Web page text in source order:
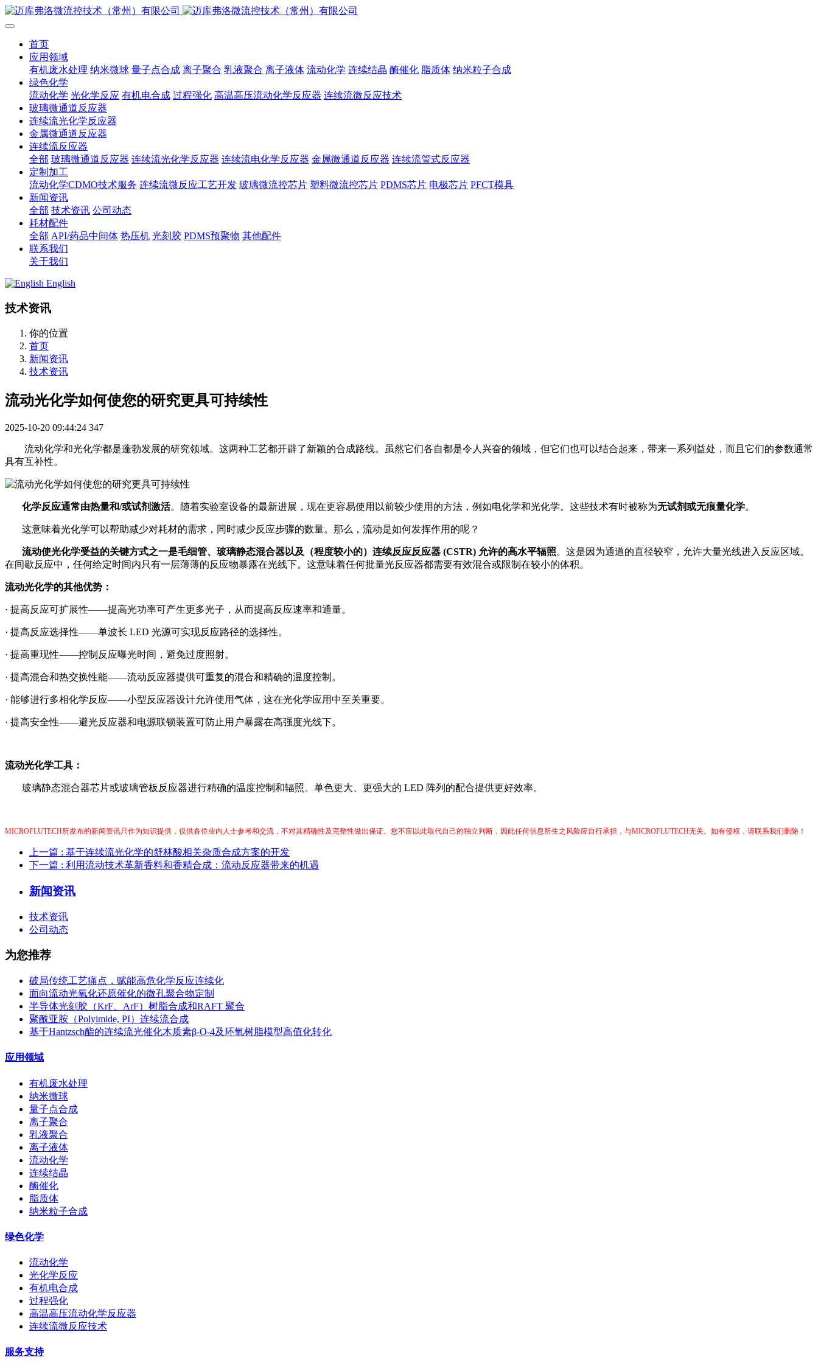
首页
应用领域
有机废水处理 纳米微球 量子点合成 离子聚合 乳液聚合 离子液体 流动化学 连续结晶 酶催化 脂质体 纳米粒子合成
绿色化学
流动化学 光化学反应 有机电合成 过程强化 高温高压流动化学反应器 连续流微反应技术
玻璃微通道反应器
连续流光化学反应器
金属微通道反应器
连续流反应器
全部 玻璃微通道反应器 连续流光化学反应器 连续流电化学反应器 金属微通道反应器 连续流管式反应器
定制加工
流动化学CDMO技术服务 连续流微反应工艺开发 玻璃微流控芯片 塑料微流控芯片 PDMS芯片 电极芯片 PFCT模具
新闻资讯
全部 技术资讯 公司动态
耗材配件
全部 API/药品中间体 热压机 光刻胶 PDMS预聚物 其他配件
联系我们
关于我们
English
技术资讯
你的位置
首页
新闻资讯
技术资讯
流动光化学如何使您的研究更具可持续性
2025-10-20 09:44:24 347
流动化学和光化学都是蓬勃发展的研究领域。这两种工艺都开辟了新颖的合成路线。虽然它们各自都是令人兴奋的领域，但它们也可以结合起来，带来一系列益处，而且它们的参数通常
具有互补性。
化学反应通常由热量和/或试剂激活。随着实验室设备的最新进展，现在更容易使用以前较少使用的方法，例如电化学和光化学。这些技术有时被称为无试剂或无痕量化学。
这意味着光化学可以帮助减少对耗材的需求，同时减少反应步骤的数量。那么，流动是如何发挥作用的呢？
流动使光化学受益的关键方式之一是毛细管、玻璃静态混合器以及（程度较小的）连续反应反应器 (CSTR) 允许的高水平辐照。这是因为通道的直径较窄，允许大量光线进入反应区域。
在间歇反应中，任何给定时间内只有一层薄薄的反应物暴露在光线下。这意味着任何批量光反应器都需要有效混合或限制在较小的体积。
流动光化学的其他优势：
· 提高反应可扩展性——提高光功率可产生更多光子，从而提高反应速率和通量。
· 提高反应选择性——单波长 LED 光源可实现反应路径的选择性。
· 提高重现性——控制反应曝光时间，避免过度照射。
· 提高混合和热交换性能——流动反应器提供可重复的混合和精确的温度控制。
· 能够进行多相化学反应——小型反应器设计允许使用气体，这在光化学应用中至关重要。
· 提高安全性——避光反应器和电源联锁装置可防止用户暴露在高强度光线下。
流动光化学工具：
玻璃静态混合器芯片或玻璃管板反应器进行精确的温度控制和辐照。 单色更大、更强大的 LED 阵列 的配合提供更好效率。
MICROFLUTECH所发布的新闻资讯只作为知识提供，仅供各位业内人士参考和交流，不对其精确性及完整性做出保证。您不应以此取代自己的独立判断，因此任何信息所生之风险应自行承担，与MICROFLUTECH无关。如有侵权，请联系我们删除！
上一篇 : 基于连续流光化学的舒林酸相关杂质合成方案的开发
下一篇 : 利用流动技术革新香料和香精合成：流动反应器带来的机遇
新闻资讯
技术资讯
公司动态
为您推荐
破局传统工艺痛点，赋能高危化学反应连续化
面向流动光氧化还原催化的微孔聚合物定制
半导体光刻胶（KrF、ArF）树脂合成和RAFT 聚合
聚酰亚胺（Polyimide, PI）连续流合成
基于Hantzsch酯的连续流光催化木质素β-O-4及环氧树脂模型高值化转化
应用领域
有机废水处理
纳米微球
量子点合成
离子聚合
乳液聚合
离子液体
流动化学
连续结晶
酶催化
脂质体
纳米粒子合成
绿色化学
流动化学
光化学反应
有机电合成
过程强化
高温高压流动化学反应器
连续流微反应技术
服务支持